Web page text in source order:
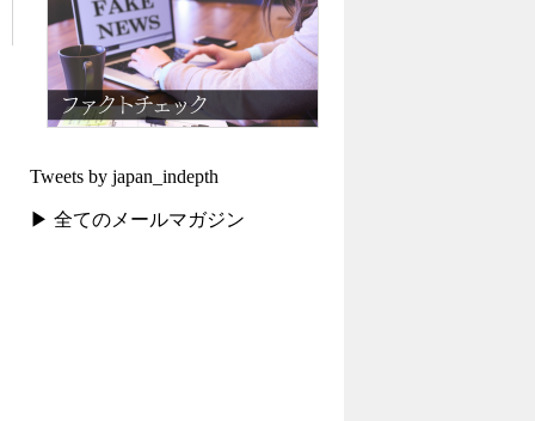
Tweets by japan_indepth
▶ 全てのメールマガジン